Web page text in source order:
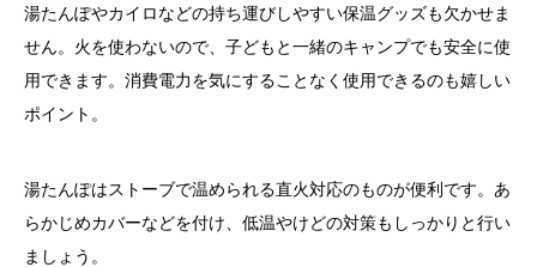
湯たんぽやカイロなどの持ち運びしやすい保温グッズも欠かせま
せん。火を使わないので、子どもと一緒のキャンプでも安全に使
用できます。消費電力を気にすることなく使用できるのも嬉しい
ポイント。
湯たんぽはストーブで温められる直火対応のものが便利です。あ
らかじめカバーなどを付け、低温やけどの対策もしっかりと行い
ましょう。